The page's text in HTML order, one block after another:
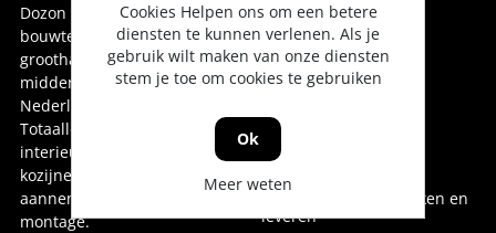
Dozon Bouwtechniek is dé
bouwtechnische
groothandel voor oost-,
midden- en noord-
Nederland.
Totaalleverancier voor de
interieurbouw,
kozijnenindustrie,
aannemerij en installatie &
montage.
Vestigingen
Onze collega's
Geschiedenis
Duurzaam doen, denken en
leveren
Cookies Helpen ons om een betere
diensten te kunnen verlenen. Als je
gebruik wilt maken van onze diensten
stem je toe om cookies te gebruiken
Ok
Meer weten